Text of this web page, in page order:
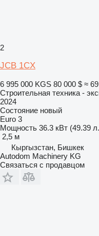
2
JCB 1CX
6 995 000 KGS 80 000 $ ≈
Строительная техника -
2024
Состояние новый
Euro 3
Мощность 36.3 кВт (49.39
2,5 м
Кыргызстан, Бишкек
Autodom Machinery KG
Связаться с продавцом